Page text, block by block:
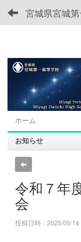
宮城県宮城
ホーム
お知らせ
令和７年
会
投稿日時 : 2025/05/14